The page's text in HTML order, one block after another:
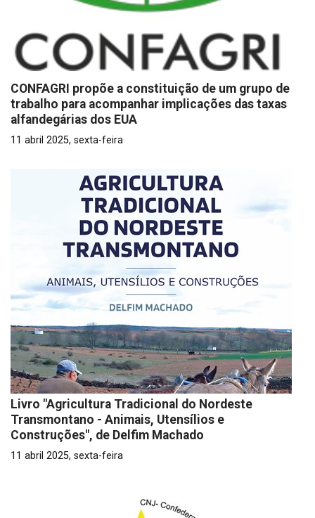
CONFAGRI propõe a constituição de um grupo de
trabalho para acompanhar implicações das taxas
alfandegárias dos EUA
11 abril 2025, sexta-feira
Livro "Agricultura Tradicional do Nordeste
Transmontano - Animais, Utensílios e
Construções", de Delfim Machado
11 abril 2025, sexta-feira